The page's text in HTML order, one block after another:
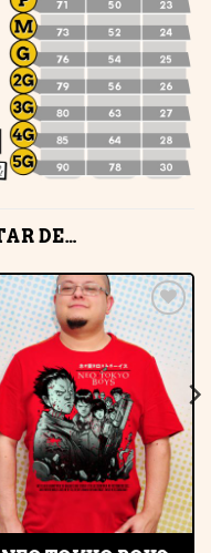
DE…
Adicionar
à lista de
desejos